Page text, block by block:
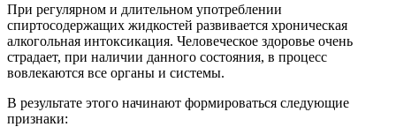
При регулярном и длительном употреблении
спиртосодержащих жидкостей развивается хроническая
алкогольная интоксикация. Человеческое здоровье очень
страдает, при наличии данного состояния, в процесс
вовлекаются все органы и системы.
В результате этого начинают формироваться следующие
признаки: